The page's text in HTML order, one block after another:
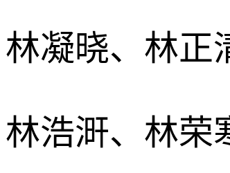
林凝晓、林正
林浩涆、林荣